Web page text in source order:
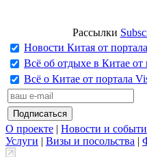
Рассылки
Новости Китая от
Всё об отдыхе в Китае от
Всё о Китае от портала
О проекте | Новости и
Услуги | Визы и посольства |